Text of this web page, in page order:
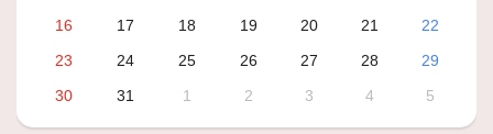
16
17 18 19 20 21
22
23
24 25 26 27 28
29
30
31 1 2 3 4 5